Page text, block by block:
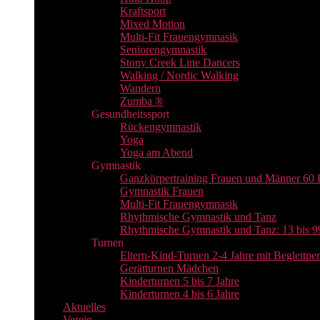
Kraftsport
Mixed Motion
Multi-Fit Frauengymnasik
Seniorengymnastik
Stony Creek Line Dancers
Walking / Nordic Walking
Wandern
Zumba ®
Gesundheitssport
Rückengymnastik
Yoga
Yoga am Abend
Gymnastik
Ganzkörpertraining Frauen und Männer 60
Gymnastik Frauen
Multi-Fit Frauengymnasik
Rhythmische Gymnastik und Tanz
Rhythmische Gymnastik und Tanz: 13 bis
Turnen
Eltern-Kind-Turnen 2-4 Jahre mit
Gerätturnen Mädchen
Kinderturnen 5 bis 7 Jahre
Kinderturnen 4 bis 6 Jahre
Aktuelles